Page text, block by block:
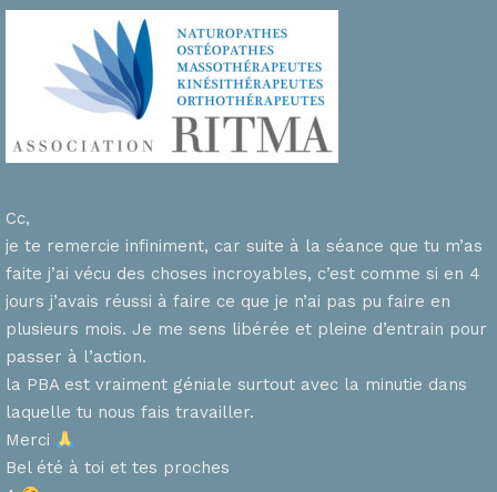
Cc,
je te remercie infiniment, car suite à la séance que tu m’as
faite j’ai vécu des choses incroyables, c’est comme si en 4
jours j’avais réussi à faire ce que je n’ai pas pu faire en
plusieurs mois. Je me sens libérée et pleine d’entrain pour
passer à l’action.
la PBA est vraiment géniale surtout avec la minutie dans
laquelle tu nous fais travailler.
Merci
Bel été à toi et tes proches